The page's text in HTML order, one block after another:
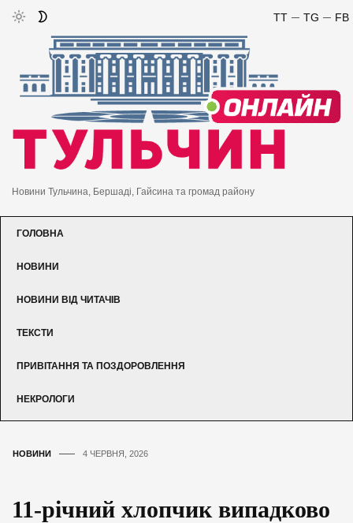
FB
TG
TT
Новини Тульчина, Бершаді, Гайсина та громад району
ГОЛОВНА
НОВИНИ
НОВИНИ ВІД ЧИТАЧІВ
ТЕКСТИ
ПРИВІТАННЯ ТА ПОЗДОРОВЛЕННЯ
НЕКРОЛОГИ
НОВИНИ 4 ЧЕРВНЯ, 2026
11-річний хлопчик випадково